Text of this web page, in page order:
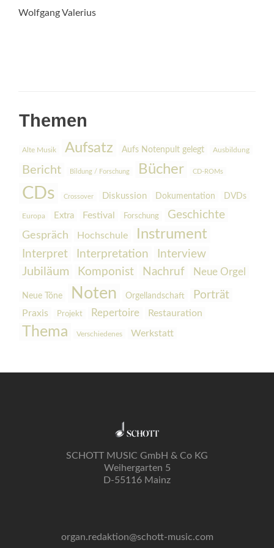
Wolfgang Valerius
Themen
Alte Musik Aufsatz Aufs Notenpult gelegt Ausbildung
Bericht Bildung / Forschung Bücher CD-ROMs
CDs Crossover Diskussion Dokumentation DVDs
Europa Extra Festival Forschung Geschichte
Gespräch Hochschule Instrument
Interpret Interpretation
Interview
Jubiläum
Komponist Nachruf Neue Orgel
Neue Töne Noten Orgellandschaft Porträt
Praxis Projekt Repertoire Restauration
Thema Verschiedenes Werkstatt
SCHOTT MUSIC GmbH & Co KG
Weihergarten 5
D-55116 Mainz
organ.redaktion@schott-music.com